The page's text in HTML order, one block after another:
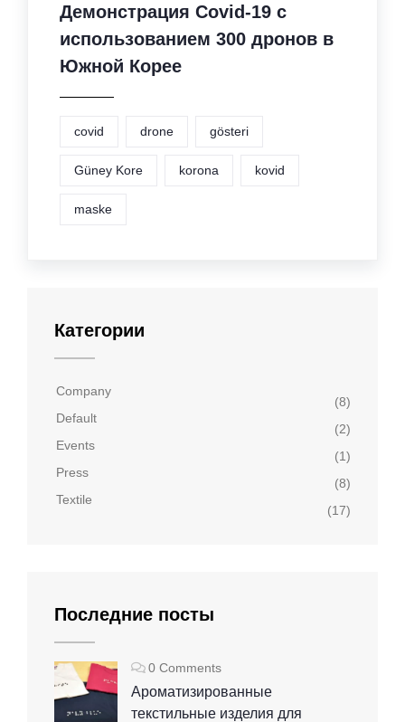
Демонстрация Covid-19 с
использованием 300 дронов в
Южной Корее
covid drone gösteri
Güney Kore korona kovid
maske
Категории
Company
(8)
Default
(2)
Events
(1)
Press
(8)
Textile
(17)
Последние посты
0 Comments
Ароматизированные
текстильные изделия для